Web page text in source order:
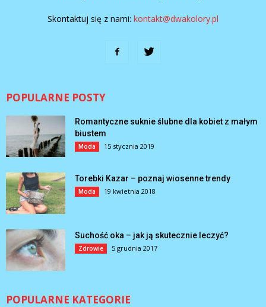
Skontaktuj się z nami: kontakt@dwakolory.pl
POPULARNE POSTY
Romantyczne suknie ślubne dla kobiet z małym
biustem
Moda 15 stycznia 2019
Torebki Kazar – poznaj wiosenne trendy
Moda 19 kwietnia 2018
Suchość oka – jak ją skutecznie leczyć?
Zdrowie 5 grudnia 2017
POPULARNE KATEGORIE